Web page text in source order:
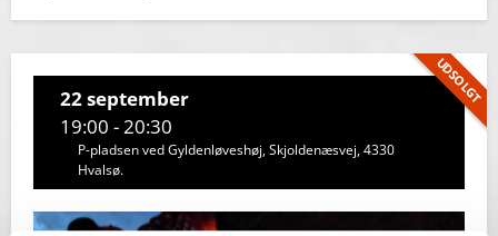
UDSOLGT
22 september
19:00 - 20:30
P-pladsen ved Gyldenløveshøj, Skjoldenæsvej, 4330
Hvalsø.